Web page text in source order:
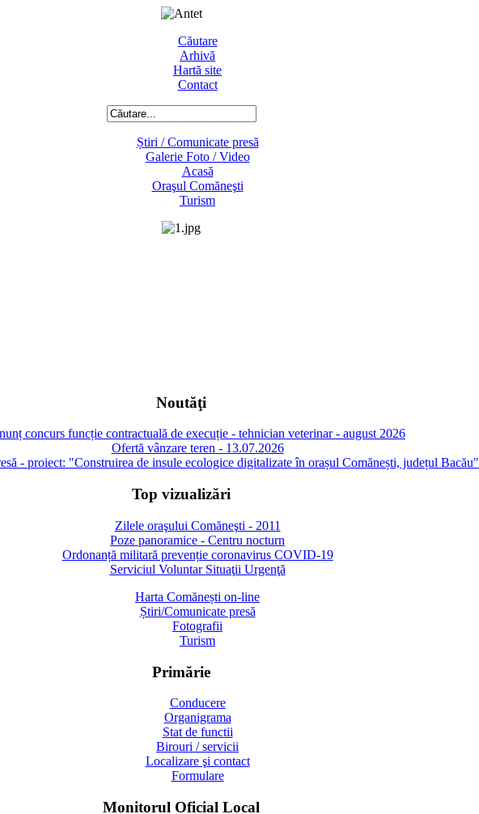
Căutare
Arhivă
Hartă site
Contact
Știri / Comunicate presă
Galerie Foto / Video
Acasă
Oraşul Comăneşti
Turism
Noutăţi
concurs funcție contractuală de execuție - tehnician veterinar - august 2026
Ofertă vânzare teren - 13.07.2026
- proiect: "Construirea de insule ecologice digitalizate în orașul Comănești, județul Bacău"
Top vizualizări
Zilele oraşului Comăneşti - 2011
Poze panoramice - Centru nocturn
Ordonanță militară prevenție coronavirus COVID-19
Serviciul Voluntar Situaţii Urgenţă
Harta Comănești on-line
Știri/Comunicate presă
Fotografii
Turism
Primărie
Conducere
Organigrama
Stat de functii
Birouri / servicii
Localizare şi contact
Formulare
Monitorul Oficial Local